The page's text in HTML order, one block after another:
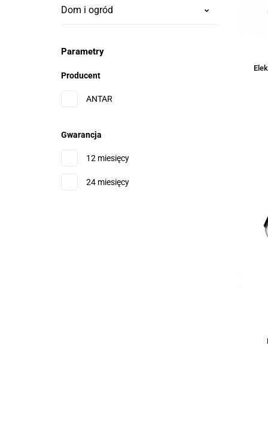
Dom i ogród
Parametry
Producent
ANTAR
Gwarancja
12 miesięcy
24 miesięcy